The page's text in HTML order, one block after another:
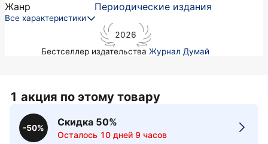
Жанр
Периодические издания
Все характеристики
2026
Бестселлер издательстваЖурнал Думай
1 акция по этому товару
-50%
Скидка 50%
Осталось 10 дней 9 часов